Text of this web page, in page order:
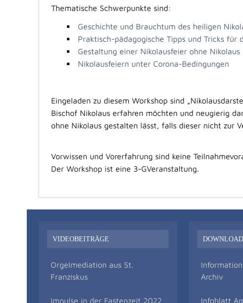
Thematische Schwerpunkte sind:
Geschichte und Brauchtum des heiligen
Praktisch-pädagogische Tipps und Tricks für
Gestaltung einer Nikolausfeier ohne Nikolaus
Nikolausfeiern unter Corona-Bedingungen
Eingeladen zu diesem Workshop sind
Bischof Nikolaus erfahren möchten und neugierig
ohne Nikolaus gestalten lässt, falls dieser nicht zur
Vorwissen und Vorerfahrung sind keine
Der Workshop ist eine 3-GVeranstaltung.
VIDEOBEITRÄGE
Orgelmediation aus St.
Franziskus
Impulse in der Fastenzeit 2022
Archiv
Infoblatt